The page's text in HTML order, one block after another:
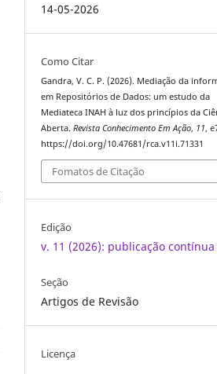
14-05-2026
Como Citar
Gandra, V. C. P. (2026). Mediação da
em Repositórios de Dados: um estudo da
Mediateca INAH à luz dos princípios da
Aberta.Revista Conhecimento Em Ação, 11,
https://doi.org/10.47681/rca.v11i.71331
Fomatos de Citação
Edição
v. 11 (2026): publicação contínua
Seção
Artigos de Revisão
Licença